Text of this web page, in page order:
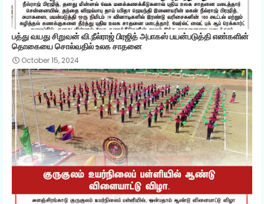
பத்து வயது சிறுவன் வி.நீல்ராஜ் பிரஜித் அபாகஸ் பயன்படுத்தி எண்களின்
தொகையை சொல்வதில் உலக சாதனை
October 15, 2024